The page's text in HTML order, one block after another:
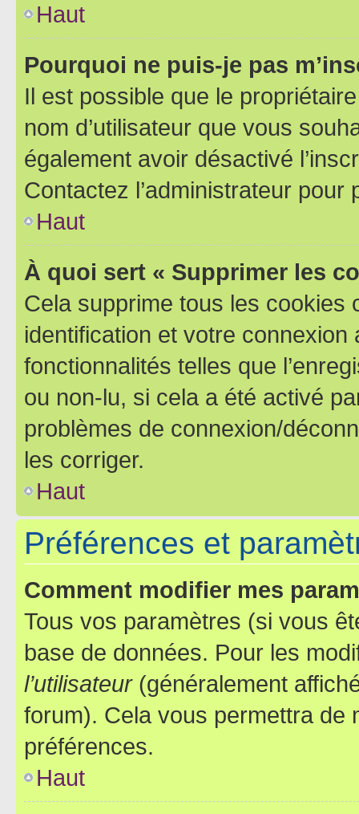
Haut
Pourquoi ne puis-je pas
Il est possible que le
nom d’utilisateur que vous
également avoir désactivé
Contactez l’administrateur
Haut
À quoi sert « Supprimer les
Cela supprime tous les cookies
identification et votre
fonctionnalités telles que
ou non-lu, si cela a été activé
problèmes de connexion/
les corriger.
Haut
Préférences et
Comment modifier mes
Tous vos paramètres (si vous
base de données. Pour les
l’utilisateur(généralement
forum). Cela vous permettra de
préférences.
Haut